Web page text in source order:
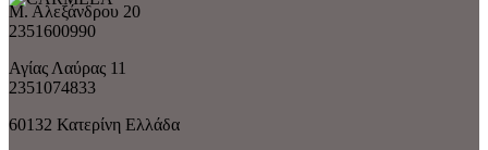
Μ. Αλεξάνδρου 20
2351600990
Αγίας Λαύρας 11
2351074833
60132 Κατερίνη Ελλάδα